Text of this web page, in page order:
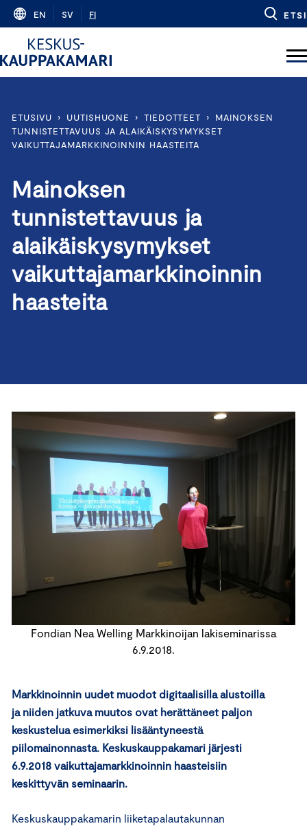
Skip
content
EN SV FI ETSI
ETUSIVU › UUTISHUONE › TIEDOTTEET ›
MAINOKSEN
TUNNISTETTAVUUS JA ALAIKÄISKYSYMYKSET
VAIKUTTAJAMARKKINOINNIN HAASTEITA
Mainoksen
tunnistettavuus ja
alaikäiskysymykset
vaikuttajamarkkinoinnin
haasteita
Fondian Nea Welling Markkinoijan lakiseminarissa
6.9.2018.
Markkinoinnin uudet muodot digitaalisilla alustoilla
ja niiden jatkuva muutos ovat herättäneet paljon
keskustelua esimerkiksi lisääntyneestä
piilomainonnasta. Keskuskauppakamari järjesti
6.9.2018 vaikuttajamarkkinoinnin haasteisiin
keskittyvän seminaarin.
Keskuskauppakamarin liiketapalautakunnan